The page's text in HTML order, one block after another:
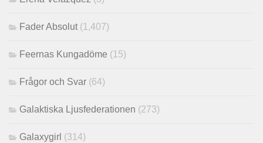
Fader Absolut (1,407)
Feernas Kungadöme (15)
Frågor och Svar (64)
Galaktiska Ljusfederationen (273)
Galaxygirl (314)